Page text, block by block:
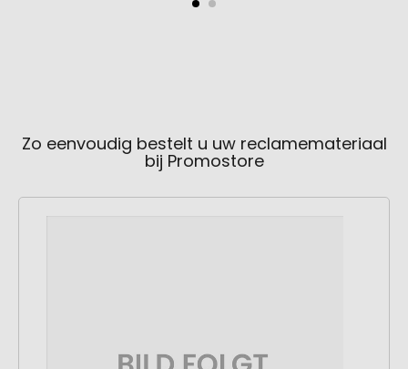
Zo eenvoudig bestelt u uw reclamemateriaal
bij Promostore